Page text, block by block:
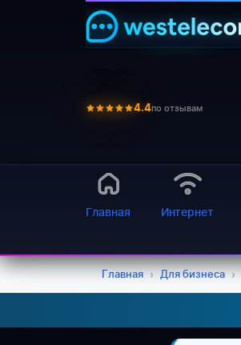
4.4по отзывам
Главная Интернет
Главная › Для бизнеса ›